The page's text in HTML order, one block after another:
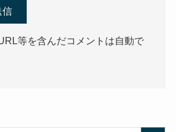
等を含んだコメントは自動で